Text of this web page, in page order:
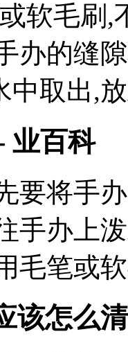
软毛刷,
办的缝
中取出,
业百科
要将手
手办上
毛笔或
该怎么